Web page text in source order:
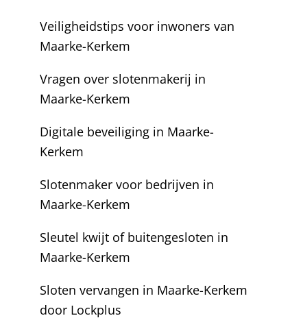
Veiligheidstips voor inwoners van
Maarke-Kerkem
Vragen over slotenmakerij in
Maarke-Kerkem
Digitale beveiliging in Maarke-
Kerkem
Slotenmaker voor bedrijven in
Maarke-Kerkem
Sleutel kwijt of buitengesloten in
Maarke-Kerkem
Sloten vervangen in Maarke-Kerkem
door Lockplus